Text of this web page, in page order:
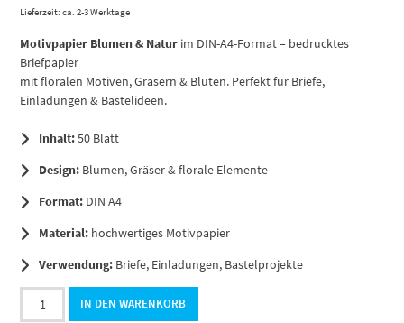
Lieferzeit: ca. 2-3 Werktage
Motivpapier Blumen & Natur im DIN-A4-Format – bedrucktes
Briefpapier
mit floralen Motiven, Gräsern & Blüten. Perfekt für Briefe,
Einladungen & Bastelideen.
Inhalt:50 Blatt
Design: Blumen, Gräser & florale Elemente
Format: DIN A4
Material: hochwertiges Motivpapier
Verwendung: Briefe, Einladungen, Bastelprojekte
50
Blatt
IN DEN WARENKORB